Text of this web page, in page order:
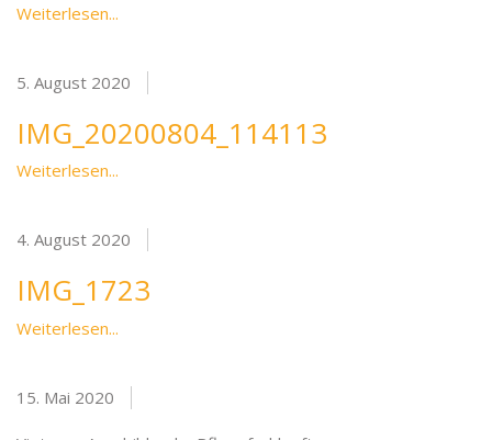
Weiterlesen...
5. August 2020
IMG_20200804_114113
Weiterlesen...
4. August 2020
IMG_1723
Weiterlesen...
15. Mai 2020